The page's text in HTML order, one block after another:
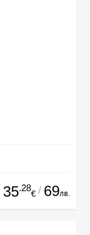
35.28
€ / 69лв.